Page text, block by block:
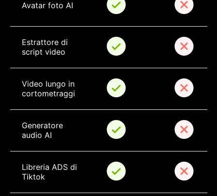
Avatar foto AI
Estrattore di
script video
Video lungo in
cortometraggi
Generatore
audio AI
Libreria ADS di
Tiktok